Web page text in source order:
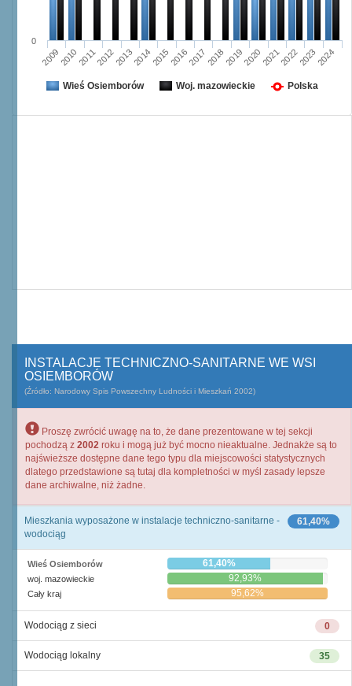
2009201020112012201320142015201620172018201920202021202220232024
0
Wieś Osiemborów Woj. mazowieckie Polska
INSTALACJE TECHNICZNO-SANITARNE WE WSI
OSIEMBORÓW
(Źródło: Narodowy Spis Powszechny Ludności i Mieszkań 2002)
Proszę zwrócić uwagę na to, że dane prezentowane w tej sekcji
pochodzą z 2002 roku i mogą już być mocno nieaktualne. Jednakże są to
najświeższe dostępne dane tego typu dla miejscowości statystycznych
dlatego przedstawione są tutaj dla kompletności w myśl zasady lepsze
dane archiwalne, niż żadne.
61,40%
Mieszkania wyposażone w instalacje techniczno-sanitarne -
wodociąg
Wieś Osiemborów 61,40%
woj. mazowieckie 92,93%
Cały kraj 95,62%
0
Wodociąg z sieci
35
Wodociąg lokalny